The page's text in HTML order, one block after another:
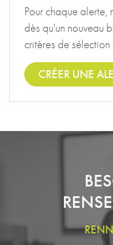
Pour chaque alerte,
dès qu'un nouveau
critères de sélection
CRÉER UNE